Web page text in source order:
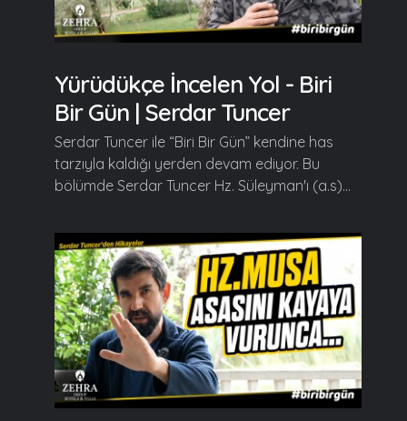
Yürüdükçe İncelen Yol - Biri
Bir Gün | Serdar Tuncer
Serdar Tuncer ile “Biri Bir Gün” kendine has
tarzıyla kaldığı yerden devam ediyor. Bu
bölümde Serdar Tuncer Hz. Süleyman'ı (a.s)...